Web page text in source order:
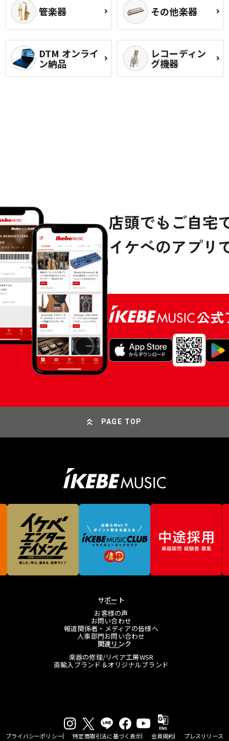
管楽器 その他楽器
DTM オンライ
ン納品
レコーディン
グ機器
PAGE TOP
サポート
お客様の声
お問い合わせ
報道関係者・メディアの皆様へ
人事部門お問い合わせ
関連リンク
楽器の修理/リペア工房WSR
直輸入ブランド＆オリジナルブランド
プライバシーポリシー 特定商取引法に基づく表示 会員規約 プレスリリース